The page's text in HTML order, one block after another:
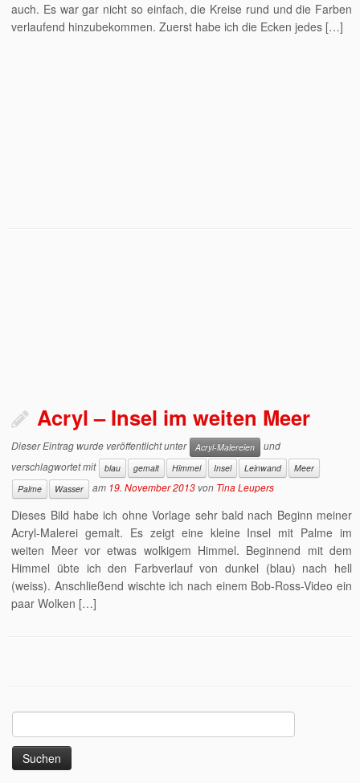
auch. Es war gar nicht so einfach, die Kreise rund und die Farben
verlaufend hinzubekommen. Zuerst habe ich die Ecken jedes […]
Acryl – Insel im weiten Meer
Dieser Eintrag wurde veröffentlicht unter Acryl-Malereien
und
verschlagwortet mit
blau gemalt Himmel Insel Leinwand
Meer
Palme
Wasser am 19. November 2013 von Tina Leupers
Dieses Bild habe ich ohne Vorlage sehr bald nach Beginn meiner
Acryl-Malerei gemalt. Es zeigt eine kleine Insel mit Palme im
weiten Meer vor etwas wolkigem Himmel. Beginnend mit dem
Himmel übte ich den Farbverlauf von dunkel (blau) nach hell
(weiss). Anschließend wischte ich nach einem Bob-Ross-Video ein
paar Wolken […]
nach: